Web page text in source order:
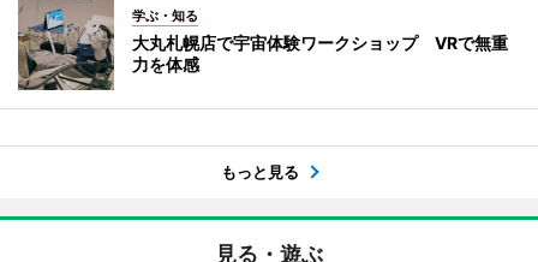
学ぶ・知る
大丸札幌店で宇宙体験ワークショップ VRで無重
力を体感
もっと見る
見る・遊ぶ